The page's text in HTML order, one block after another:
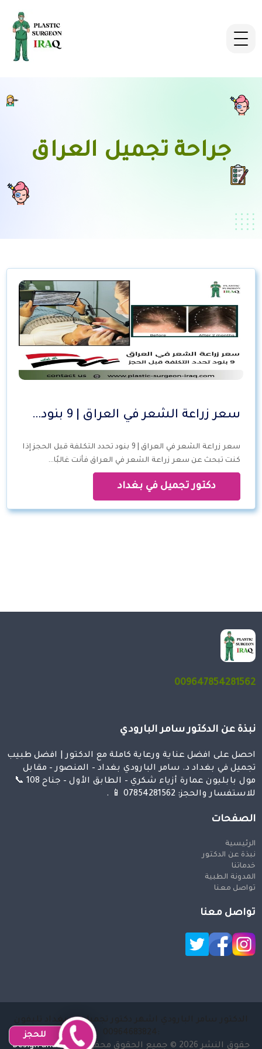
جراحة تجميل العراق
سعر زراعة الشعر في العراق | 9 بنود…
سعر زراعة الشعر في العراق | 9 بنود تحدد التكلفة قبل الحجز إذا
كنت تبحث عن سعر زراعة الشعر في العراق فأنت غالبًا…
دكتور تجميل في بغداد
009647854281562
نبذة عن الدكتور سامر البارودي
احصل على افضل عناية ورعاية كاملة مع الدكتور | افضل طبيب
تجميل في بغداد د. سامر البارودي بغداد – المنصور – مقابل
مول بابليون عمارة أزياء شكري – الطابق الأول – جناح 108 📞
للاستفسار والحجز: 07854281562 📱 .
الصفحات
الرئيسية
نبذة عن الدكتور
خدماتنا
المدونة الطبية
تواصل معنا
تواصل معنا
الدكتور سامر البارودي اشهر دكتور تجميل في بغداد تليفون
حقوق النشر 2026 © جميع الحقوق محفوظة
Design and SEO
للحجز